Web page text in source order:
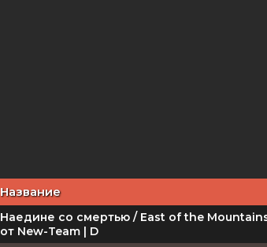
Название
Наедине со смертью / East of the Mountains
от New-Team | D